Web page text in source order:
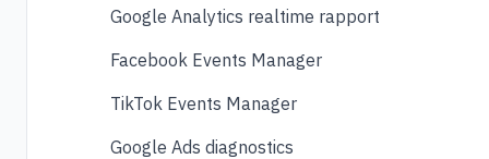
Google Analytics realtime rapport
Facebook Events Manager
TikTok Events Manager
Google Ads diagnostics